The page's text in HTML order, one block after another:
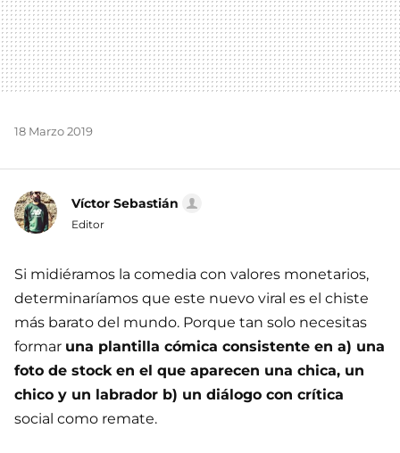
18 Marzo 2019
Víctor Sebastián
Editor
Si midiéramos la comedia con valores monetarios,
determinaríamos que este nuevo viral es el chiste
más barato del mundo. Porque tan solo necesitas
formar una plantilla cómica consistente en a) una
foto de stock en el que aparecen una chica, un
chico y un labrador b) un diálogo con crítica
social como remate.